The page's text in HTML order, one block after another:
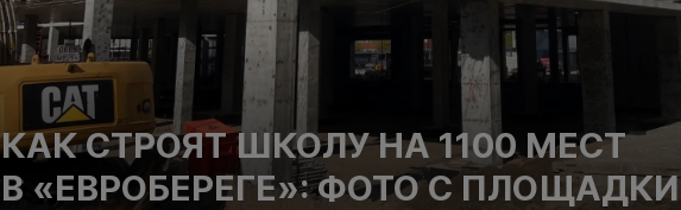
КАК СТРОЯТ ШКОЛУ НА 1100 МЕСТ
В «ЕВРОБЕРЕГЕ»: ФОТО С ПЛОЩАДКИ